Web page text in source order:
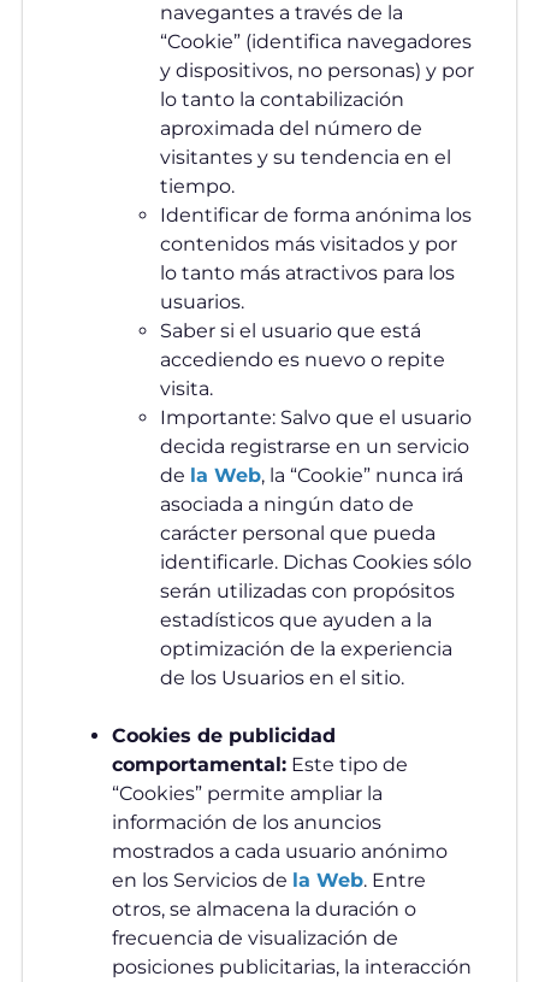
navegantes a través de la
“Cookie” (identifica navegadores
y dispositivos, no personas) y por
lo tanto la contabilización
aproximada del número de
visitantes y su tendencia en el
tiempo.
Identificar de forma anónima los
contenidos más visitados y por
lo tanto más atractivos para los
usuarios.
Saber si el usuario que está
accediendo es nuevo o repite
visita.
Importante: Salvo que el usuario
decida registrarse en un servicio
de la Web, la “Cookie” nunca irá
asociada a ningún dato de
carácter personal que pueda
identificarle. Dichas Cookies sólo
serán utilizadas con propósitos
estadísticos que ayuden a la
optimización de la experiencia
de los Usuarios en el sitio.
Cookies de publicidad
comportamental:Este tipo de
“Cookies” permite ampliar la
información de los anuncios
mostrados a cada usuario anónimo
en los Servicios de la Web. Entre
otros, se almacena la duración o
frecuencia de visualización de
posiciones publicitarias, la interacción